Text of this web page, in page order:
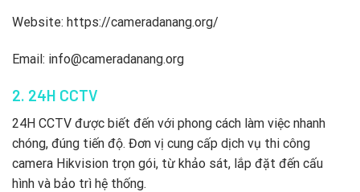
Website: https://cameradanang.org/
Email: info@cameradanang.org
2. 24H CCTV
24H CCTV được biết đến với phong cách làm việc nhanh
chóng, đúng tiến độ. Đơn vị cung cấp dịch vụ thi công
camera Hikvision trọn gói, từ khảo sát, lắp đặt đến cấu
hình và bảo trì hệ thống.